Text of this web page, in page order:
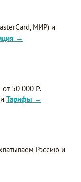
МИР) и
→
50 000 ₽.
Тарифы →
Россию и